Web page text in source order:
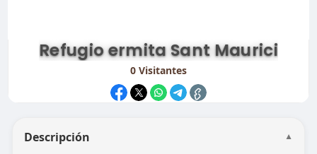
Refugio ermita Sant Maurici
0Visitantes
Descripción ▼